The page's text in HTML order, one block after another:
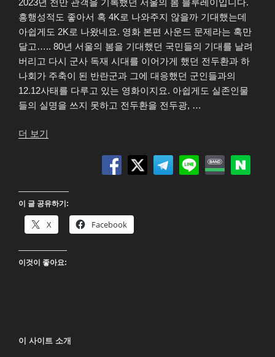
흥행성적도 좋아서 혹 4K로 나와주지 않을까 기대했는데
아쉽게도 2K로 나왔네요. 영화 본편 사운드 문제라는 혹만
달고….. 80년 서울의 봄을 기대했던 국민들의 기대를 날려
버리고 다시 군사 독재 시대를 이어가게 했던 전두환과 하
나회가 주축이 된 반란군과 그에 대응했던 군인들과의
12.12사태를 다루고 있는 영화이지요. 아쉽게도 실존인물
들의 실명을 쓰지 못하고 전두환을 전두광, …
더 보기
2K
Blu-
ray”
이 글 공유하기:
X Facebook
이것이 좋아요:
이 사이트 소개